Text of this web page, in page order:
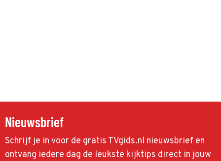
Nieuwsbrief
Schrijf je in voor de gratis TVgids.nl nieuwsbrief en
ontvang iedere dag de leukste kijktips direct in jouw